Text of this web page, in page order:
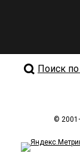
Поиск по
©